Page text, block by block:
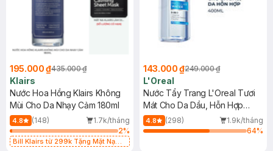
195.000 ₫435.000 ₫
Klairs
Nước Hoa Hồng Klairs Không
Mùi Cho Da Nhạy Cảm 180ml
4.8 (148)
1.7k/tháng
2%
Bill Klairs từ 299k Tặng Mặt Nạ
143.000 ₫249.000 ₫
L'Oreal
Nước Tẩy Trang L'Oreal Tươi
Mát Cho Da Dầu, Hỗn Hợp
400ml
4.8 (298)
1.9k/tháng
64%